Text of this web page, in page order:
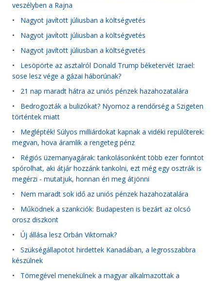
veszélyben a Rajna
• Nagyot javított júliusban a költségvetés
• Nagyot javított júliusban a költségvetés
• Nagyot javított júliusban a költségvetés
• Lesöpörte az asztalról Donald Trump béketervét Izrael:
sose lesz vége a gázai háborúnak?
• 21 nap maradt hátra az uniós pénzek hazahozatalára
• Bedrogozták a bulizókat? Nyomoz a rendőrség a Szigeten
történtek miatt
• Meglépték! Súlyos milliárdokat kapnak a vidéki repülőterek:
megvan, hova áramlik a rengeteg pénz
• Régiós üzemanyagárak: tankolásonként több ezer forintot
spórolhat, aki átjár hozzánk tankolni, ezt még egy osztrák is
megérzi - mutatjuk, honnan éri meg átjönni
• Nem maradt sok idő az uniós pénzek hazahozatalára
• Működnek a szankciók: Budapesten is bezárt az olcsó
orosz diszkont
• Új állása lesz Orbán Viktornak?
• Szükségállapotot hirdettek Kanadában, a legrosszabbra
készülnek
• Tömegével menekülnek a magyar alkalmazottak a